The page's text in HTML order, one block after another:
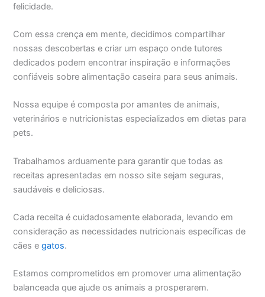
felicidade.
Com essa crença em mente, decidimos compartilhar
nossas descobertas e criar um espaço onde tutores
dedicados podem encontrar inspiração e informações
confiáveis sobre alimentação caseira para seus animais.
Nossa equipe é composta por amantes de animais,
veterinários e nutricionistas especializados em dietas para
pets.
Trabalhamos arduamente para garantir que todas as
receitas apresentadas em nosso site sejam seguras,
saudáveis e deliciosas.
Cada receita é cuidadosamente elaborada, levando em
consideração as necessidades nutricionais específicas de
cães egatos.
Estamos comprometidos em promover uma alimentação
balanceada que ajude os animais a prosperarem.